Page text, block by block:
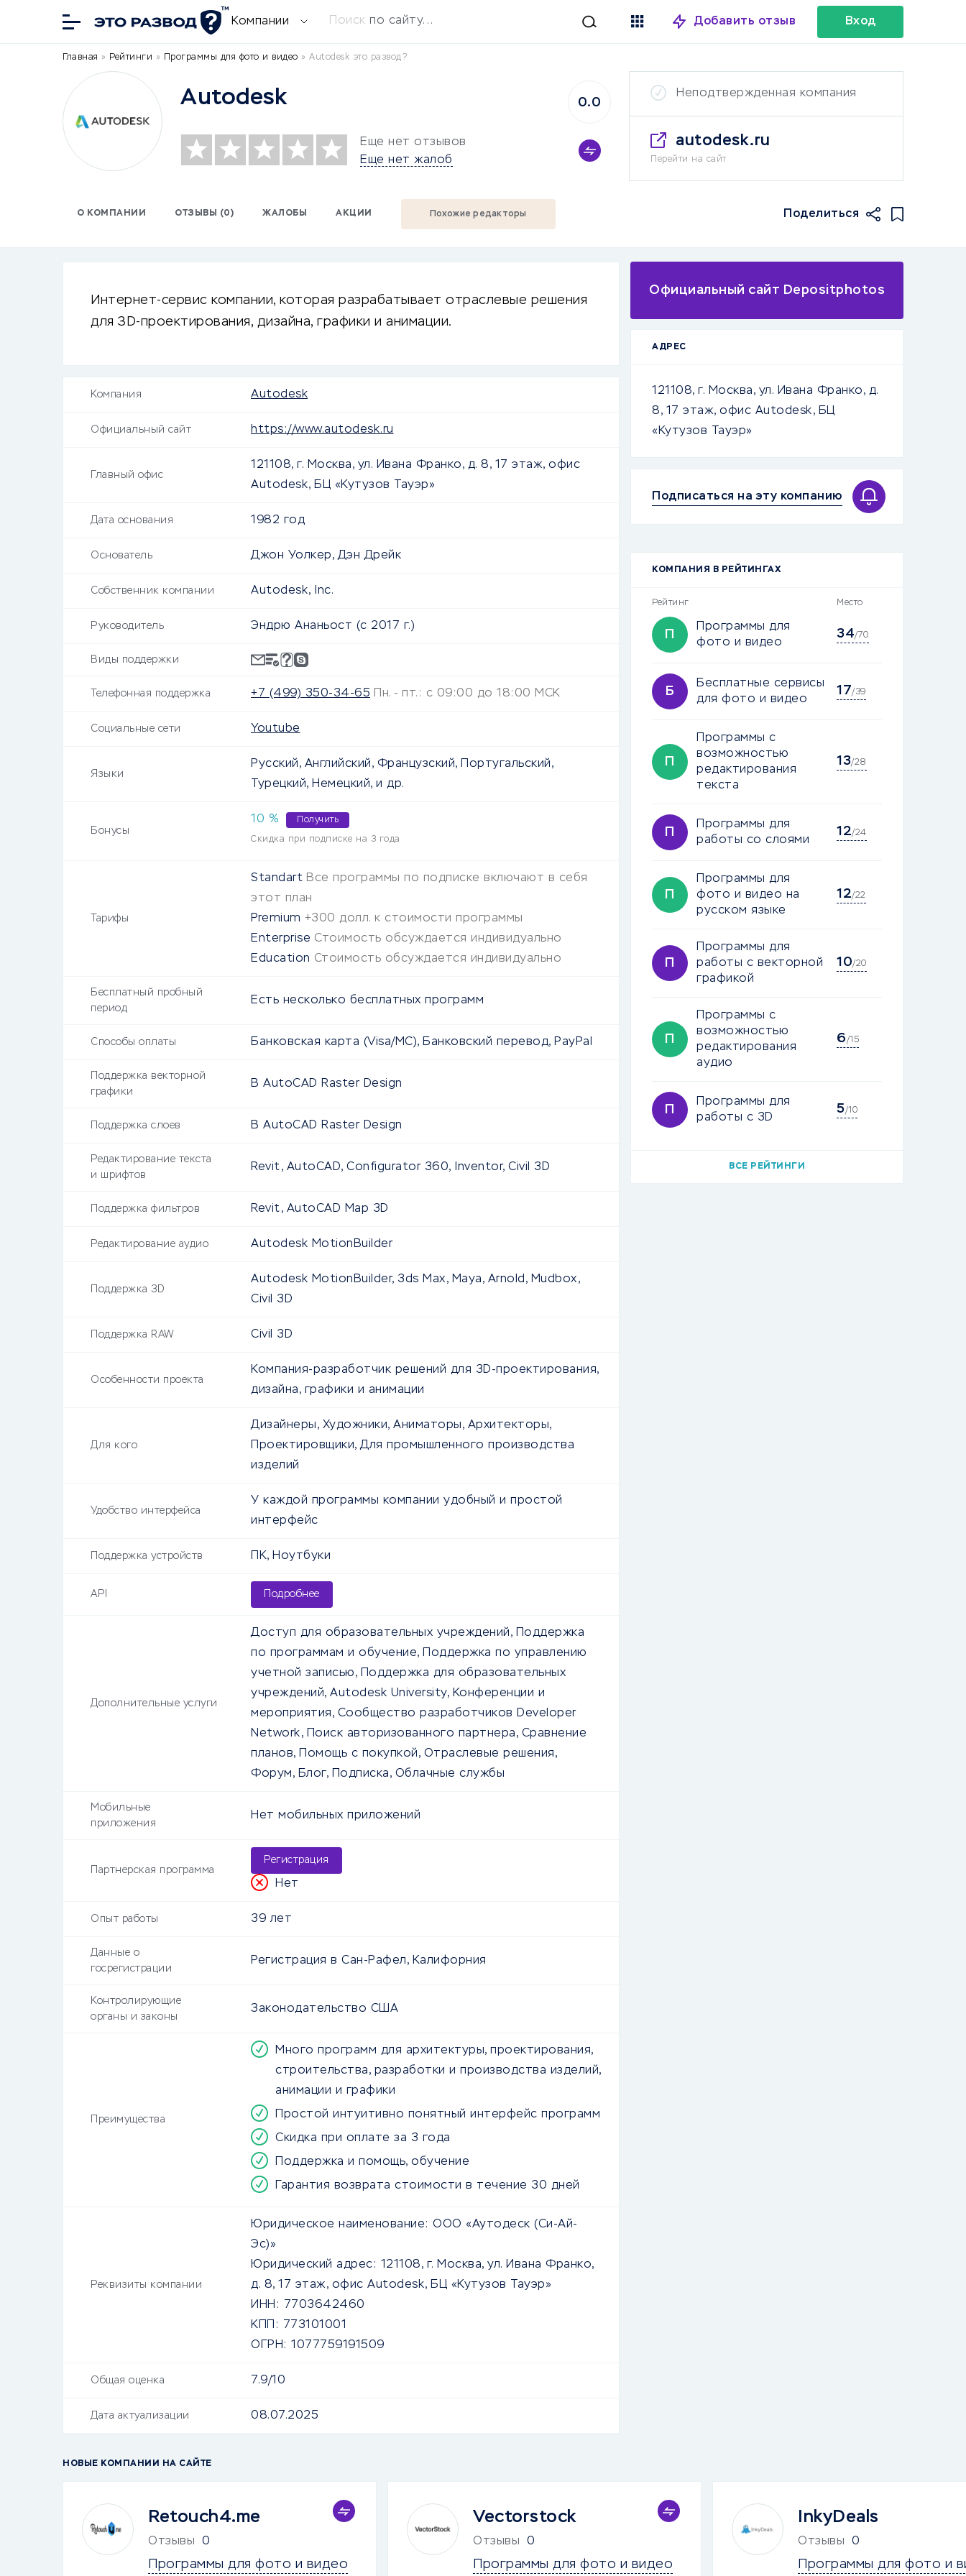
Компании Поиск по сайту... Добавить отзыв Вход
Главная » Рейтинги » Программы для фото и видео » Autodesk это развод?
Autodesk
Еще нет отзывов
Еще нет жалоб
0.0
Неподтвержденная компания
autodesk.ru
Перейти на сайт
О КОМПАНИИ ОТЗЫВЫ (0) ЖАЛОБЫ АКЦИИ Похожие редакторы Поделиться
Интернет-сервис компании, которая разрабатывает отраслевые решения
для 3D-проектирования, дизайна, графики и анимации.
Компания Autodesk
Официальный сайт https://www.autodesk.ru
Главный офис
121108, г. Москва, ул. Ивана Франко, д. 8, 17 этаж, офис
Autodesk, БЦ «Кутузов Тауэр»
Дата основания 1982 год
Основатель Джон Уолкер, Дэн Дрейк
Собственник компании Autodesk, Inc.
Руководитель Эндрю Ананьост (с 2017 г.)
Виды поддержки
Телефонная поддержка +7 (499) 350-34-65 Пн. - пт.: с 09:00 до 18:00 МСК
Социальные сети Youtube
Языки
Русский, Английский, Французский, Португальский,
Турецкий, Немецкий, и др.
Бонусы
10 % Получить
Скидка при подписке на 3 года
Тарифы
Standart Все программы по подписке включают в себя
этот план
Premium +300 долл. к стоимости программы
Enterprise Стоимость обсуждается индивидуально
Education Стоимость обсуждается индивидуально
Бесплатный пробный
период
Есть несколько бесплатных программ
Способы оплаты Банковская карта (Visa/MC), Банковский перевод, PayPal
Поддержка векторной
графики
В AutoCAD Raster Design
Поддержка слоев В AutoCAD Raster Design
Редактирование текста
и шрифтов
Revit, AutoCAD, Configurator 360, Inventor, Civil 3D
Поддержка фильтров Revit, AutoCAD Map 3D
Редактирование аудио Autodesk MotionBuilder
Поддержка 3D
Autodesk MotionBuilder, 3ds Max, Maya, Arnold, Mudbox,
Civil 3D
Поддержка RAW Civil 3D
Особенности проекта
Компания-разработчик решений для 3D-проектирования,
дизайна, графики и анимации
Для кого
Дизайнеры, Художники, Аниматоры, Архитекторы,
Проектировщики, Для промышленного производства
изделий
Удобство интерфейса
У каждой программы компании удобный и простой
интерфейс
Поддержка устройств ПК, Ноутбуки
API Подробнее
Дополнительные услуги
Доступ для образовательных учреждений, Поддержка
по программам и обучение, Поддержка по управлению
учетной записью, Поддержка для образовательных
учреждений, Autodesk University, Конференции и
мероприятия, Сообщество разработчиков Developer
Network, Поиск авторизованного партнера, Сравнение
планов, Помощь с покупкой, Отраслевые решения,
Форум, Блог, Подписка, Облачные службы
Мобильные
приложения
Нет мобильных приложений
Партнерская программа
Регистрация
Нет
Опыт работы 39 лет
Данные о
госрегистрации
Регистрация в Сан-Рафел, Калифорния
Контролирующие
органы и законы
Законодательство США
Преимущества
Много программ для архитектуры, проектирования,
строительства, разработки и производства изделий,
анимации и графики
Простой интуитивно понятный интерфейс программ
Скидка при оплате за 3 года
Поддержка и помощь, обучение
Гарантия возврата стоимости в течение 30 дней
Реквизиты компании
Юридическое наименование: ООО «Аутодеск (Си-Ай-
Эс)»
Юридический адрес: 121108, г. Москва, ул. Ивана Франко,
д. 8, 17 этаж, офис Autodesk, БЦ «Кутузов Тауэр»
ИНН:
7703642460
КПП:
773101001
ОГРН: 1077759191509
Общая оценка 7.9/10
Дата актуализации 08.07.2025
Официальный сайт Depositphotos
АДРЕС
121108, г. Москва, ул. Ивана Франко, д.
8, 17 этаж, офис Autodesk, БЦ
«Кутузов Тауэр»
Подписаться на эту компанию
КОМПАНИЯ В РЕЙТИНГАХ
Рейтинг Место
П
Программы для
фото и видео
34/70
Б
Бесплатные сервисы
для фото и видео
17/39
П
Программы с
возможностью
редактирования
текста
13/28
П
Программы для
работы со слоями
12/24
П
Программы для
фото и видео на
русском языке
12/22
П
Программы для
работы с векторной
графикой
10/20
П
Программы с
возможностью
редактирования
аудио
6/15
П
Программы для
работы с 3D
5/10
ВСЕ РЕЙТИНГИ
НОВЫЕ КОМПАНИИ НА САЙТЕ
Retouch4.me
Отзывы 0
Программы для фото и видео
Vectorstock
Отзывы 0
Программы для фото и видео
InkyDeals
Отзывы 0
Программы для фото и